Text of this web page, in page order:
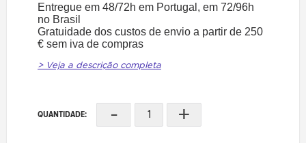
Entregue em 48/72h em Portugal, em 72/96h
no Brasil
Gratuidade dos custos de envio a partir de 250
€ sem iva de compras
> Veja a descrição completa
QUANTIDADE: - +